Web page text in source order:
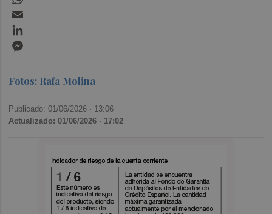
Fotos: Rafa Molina
Publicado: 01/06/2026 · 13:06
Actualizado: 01/06/2026 · 17:02